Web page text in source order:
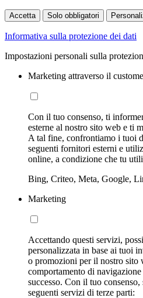
Accetta Solo obbligatori
Informativa sulla protezione dei dati
Impostazioni personali sulla
Marketing attraverso il
Con il tuo consenso, ti
esterne al nostro sito web e ti
A tal fine, confrontiamo i tuoi
seguenti fornitori esterni e
online, a condizione che tu
Bing, Criteo, Meta, Google,
Marketing
Accettando questi servizi,
personalizzata in base ai tuoi
o promozioni per il nostro sito
comportamento di
successo. Con il tuo
seguenti servizi di terze parti: